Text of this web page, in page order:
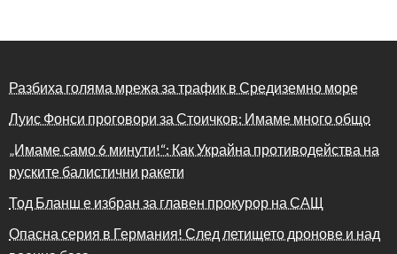
Разбиха голяма мрежа за трафик в Средиземно море
Луис Фонси проговори за Стоичков: Имаме много общо
„Имаме само 6 минути!“: Как Украйна противодейства на
руските балистични ракети
Тод Бланш е избран за главен прокурор на САЩ
Опасна серия в Германия! След летището дронове и над